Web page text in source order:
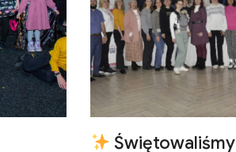
Świętowaliśmy